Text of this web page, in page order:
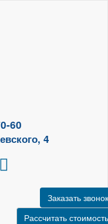
60
4
Заказать звонок
Рассчитать стоимость